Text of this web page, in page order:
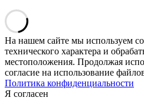
На нашем сайте мы используем
технического характера и
местоположения. Продолжая
согласие на использование
Политика конфиденциальности
Я согласен